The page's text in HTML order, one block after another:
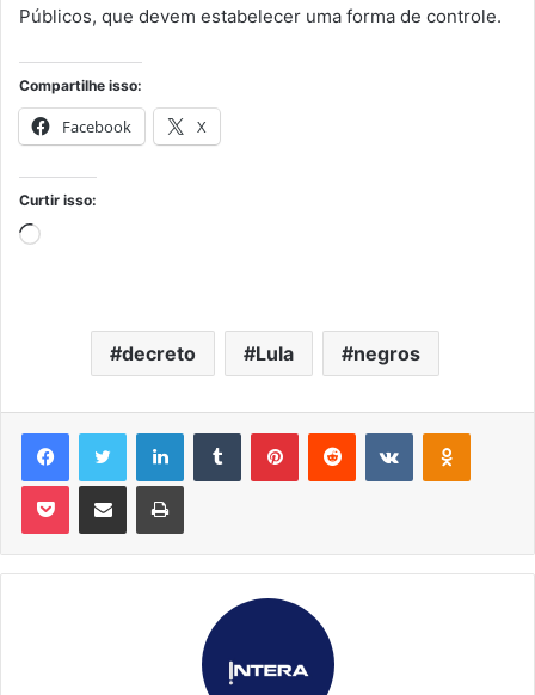
Públicos, que devem estabelecer uma forma de controle.
Compartilhe isso:
Facebook X
Curtir isso:
Carregando...
decreto Lula negros
FacebookTwitter LinkedinTumblr PinterestReddit VK OK
Pocket Compartilhar via e-mail Imprimir